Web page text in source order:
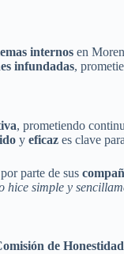
internos en
infundadas,
, prometiendo
y eficaz es clave
parte de sus
simple y
de